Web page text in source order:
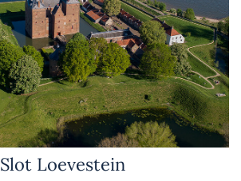
Slot Loevestein